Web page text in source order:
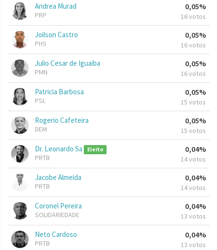
Andrea Murad
PRP
0,05%
16 votos
Joilson Castro
PHS
0,05%
16 votos
Julio Cesar de Iguaiba
PMN
0,05%
16 votos
Patricia Barbosa
PSL
0,05%
15 votos
Rogerio Cafeteira
DEM
0,05%
15 votos
Dr. Leonardo Sa Eleito
PRTB
0,04%
14 votos
Jacobe Almeida
PRTB
0,04%
14 votos
Coronel Pereira
SOLIDARIEDADE
0,04%
13 votos
Neto Cardoso
PRTB
0,04%
13 votos